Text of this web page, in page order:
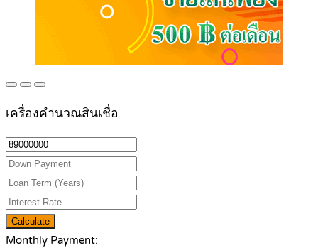
เครื่องคำนวณสินเชื่อ
Calculate
Monthly Payment: